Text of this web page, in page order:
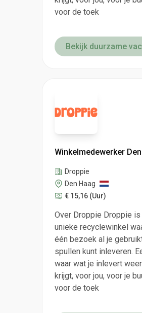
voor de toek
Bekijk duurzame
Winkelmedewerker
Droppie
Den Haag
€ 15,16 (Uur)
Over Droppie Droppie is
unieke recyclewinkel
één bezoek al je
spullen kunt inleveren.
waar wat je inlevert
krijgt, voor jou, voor je
voor de toek